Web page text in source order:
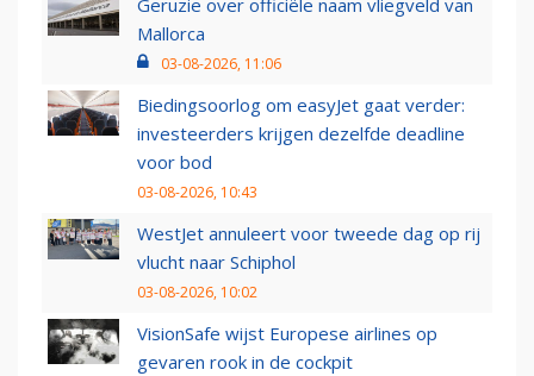
Geruzie over officiële naam vliegveld van
Mallorca
03-08-2026, 11:06
Biedingsoorlog om easyJet gaat verder:
investeerders krijgen dezelfde deadline
voor bod
03-08-2026, 10:43
WestJet annuleert voor tweede dag op rij
vlucht naar Schiphol
03-08-2026, 10:02
VisionSafe wijst Europese airlines op
gevaren rook in de cockpit